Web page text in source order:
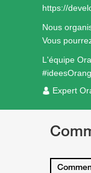
https://
Nous
Vous
L'équipe
Expert